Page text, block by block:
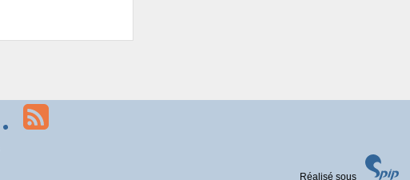
Réalisé sous